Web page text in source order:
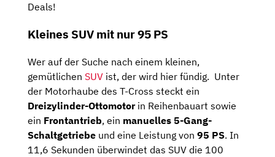
Deals!
Kleines SUV mit nur 95 PS
Wer auf der Suche nach einem kleinen,
gemütlichen SUV ist, der wird hier fündig. Unter
der Motorhaube des T-Cross steckt ein
Dreizylinder-Ottomotorin Reihenbauart sowie
ein Frontantrieb, ein manuelles 5-Gang-
Schaltgetriebe und eine Leistung von 95 PS. In
11,6 Sekunden überwindet das SUV die 100